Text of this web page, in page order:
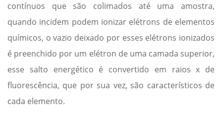
contínuos que são colimados até uma amostra,
quando incidem podem ionizar elétrons de elementos
químicos, o vazio deixado por esses elétrons ionizados
é preenchido por um elétron de uma camada superior,
esse salto energético é convertido em raios x de
fluorescência, que por sua vez, são característicos de
cada elemento.